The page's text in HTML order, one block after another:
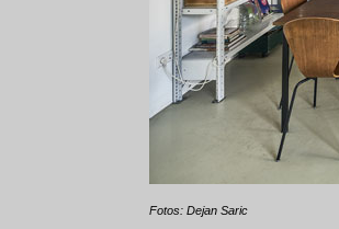
Fotos: Dejan Saric